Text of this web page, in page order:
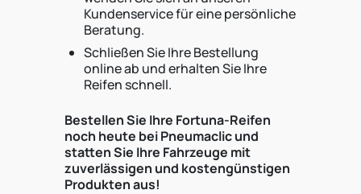
Kundenservice für eine persönliche
Beratung.
Schließen Sie Ihre Bestellung
online ab und erhalten Sie Ihre
Reifen schnell.
Bestellen Sie Ihre Fortuna-Reifen
noch heute bei Pneumaclic und
statten Sie Ihre Fahrzeuge mit
zuverlässigen und kostengünstigen
Produkten aus!